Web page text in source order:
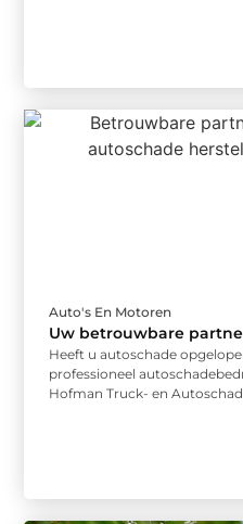
Auto's En Motoren
Uw betrouwbare
Heeft u autoschade
professioneel
Hofman Truck- en Autoschade